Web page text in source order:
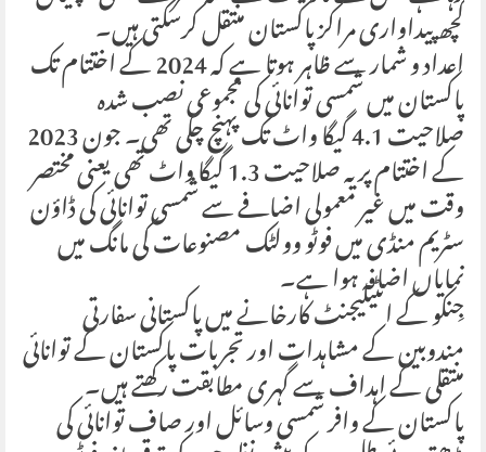
کچھ پیداواری مراکز پاکستان منتقل کرسکتی ہیں۔اعداد و شمار سے ظاہر ہوتا ہے کہ 2024 کے اختتام تکپاکستان میں شمسی توانائی کی مجموعی نصب شدہ صلاحیت 4.1 گیگا واٹ تک پہنچ چکی تھی۔ جون 2023
کے اختتام پر یہ صلاحیت 1.3 گیگا واٹ تھی یعنی مختصر
وقت میں غیر معمولی اضافے سے شمسی توانائی کی ڈاؤن
سٹریم منڈی میں فوٹو وولٹک مصنوعات کی مانگ میں
نمایاں اضافہ ہوا ہے۔
جِنکو کے انٹیلیجنٹ کارخانے میں پاکستانی سفارتی
مندوبین کے مشاہدات اور تجربات پاکستان کے توانائی
منتقلی کے اہداف سے گہری مطابقت رکھتے ہیں۔
پاکستان کے وافر شمسی وسائل اور صاف توانائی کی